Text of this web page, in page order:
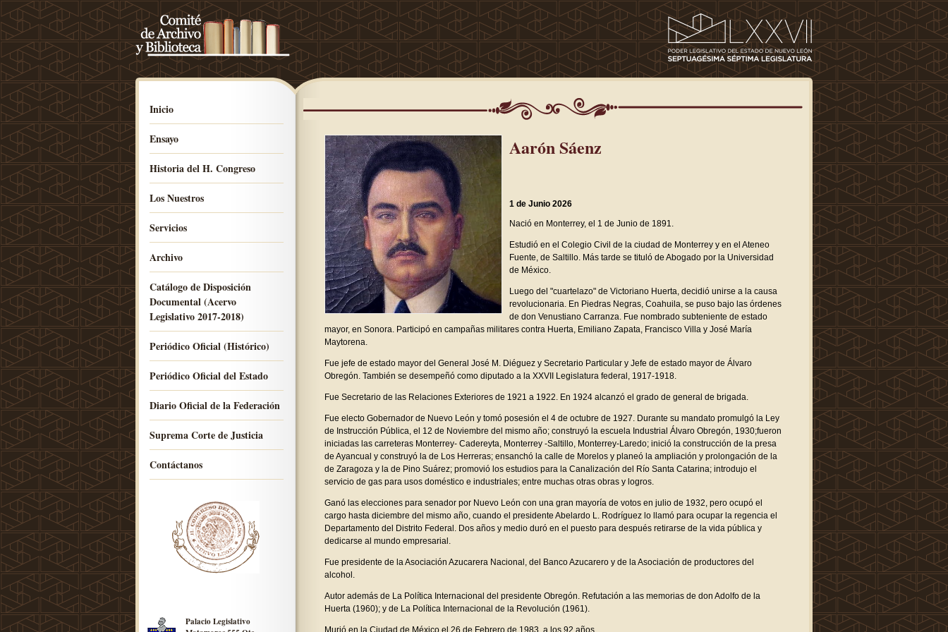
Inicio
Ensayo
Historia del H. Congreso
Los Nuestros
Servicios
Archivo
Catálogo de Disposición
Documental (Acervo
Legislativo 2017-2018)
Periódico Oficial (Histórico)
Periódico Oficial del Estado
Diario Oficial de la Federación
Suprema Corte de Justicia
Contáctanos
Palacio Legislativo
Aarón Sáenz
1 de Junio 2026
Nació en Monterrey, el 1 de Junio de 1891.
Estudió en el Colegio Civil de la ciudad de Monterrey y en el Ateneo
Fuente, de Saltillo. Más tarde se tituló de Abogado por la Universidad
de México.
Luego del "cuartelazo" de Victoriano Huerta, decidió unirse a la causa
revolucionaria. En Piedras Negras, Coahuila, se puso bajo las órdenes
de don Venustiano Carranza. Fue nombrado subteniente de estado
mayor, en Sonora. Participó en campañas militares contra Huerta, Emiliano Zapata, Francisco Villa y José María
Maytorena.
Fue jefe de estado mayor del General José M. Diéguez y Secretario Particular y Jefe de estado mayor de Álvaro
Obregón. También se desempeñó como diputado a la XXVII Legislatura federal, 1917-1918.
Fue Secretario de las Relaciones Exteriores de 1921 a 1922. En 1924 alcanzó el grado de general de brigada.
Fue electo Gobernador de Nuevo León y tomó posesión el 4 de octubre de 1927. Durante su mandato promulgó la Ley
de Instrucción Pública, el 12 de Noviembre del mismo año; construyó la escuela Industrial Álvaro Obregón, 1930;fueron
iniciadas las carreteras Monterrey- Cadereyta, Monterrey -Saltillo, Monterrey-Laredo; inició la construcción de la presa
de Ayancual y construyó la de Los Herreras; ensanchó la calle de Morelos y planeó la ampliación y prolongación de la
de Zaragoza y la de Pino Suárez; promovió los estudios para la Canalización del Río Santa Catarina; introdujo el
servicio de gas para usos doméstico e industriales; entre muchas otras obras y logros.
Ganó las elecciones para senador por Nuevo León con una gran mayoría de votos en julio de 1932, pero ocupó el
cargo hasta diciembre del mismo año, cuando el presidente Abelardo L. Rodríguez lo llamó para ocupar la regencia el
Departamento del Distrito Federal. Dos años y medio duró en el puesto para después retirarse de la vida pública y
dedicarse al mundo empresarial.
Fue presidente de la Asociación Azucarera Nacional, del Banco Azucarero y de la Asociación de productores del
alcohol.
Autor además de La Política Internacional del presidente Obregón. Refutación a las memorias de don Adolfo de la
Huerta (1960); y de La Política Internacional de la Revolución (1961).
Murió en la Ciudad de México el 26 de Febrero de 1983, a los 92 años.